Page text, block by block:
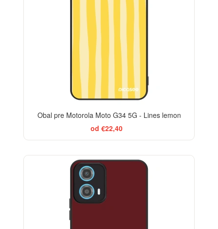
Obal pre Motorola Moto G34 5G - Lines lemon
od €22,40